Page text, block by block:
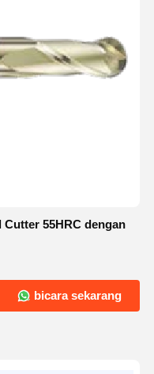
55HRC dengan
bicara sekarang